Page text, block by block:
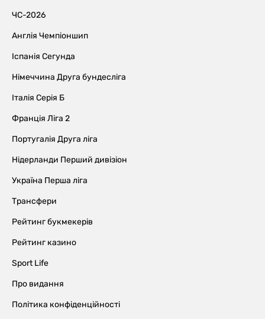
ЧС-2026
Англія Чемпіоншип
Іспанія Сегунда
Німеччина Друга бундесліга
Італія Серія Б
Франція Ліга 2
Португалія Друга ліга
Нідерланди Перший дивізіон
Україна Перша ліга
Трансфери
Рейтинг букмекерів
Рейтинг казино
Sport Life
Про видання
Політика конфіденційності